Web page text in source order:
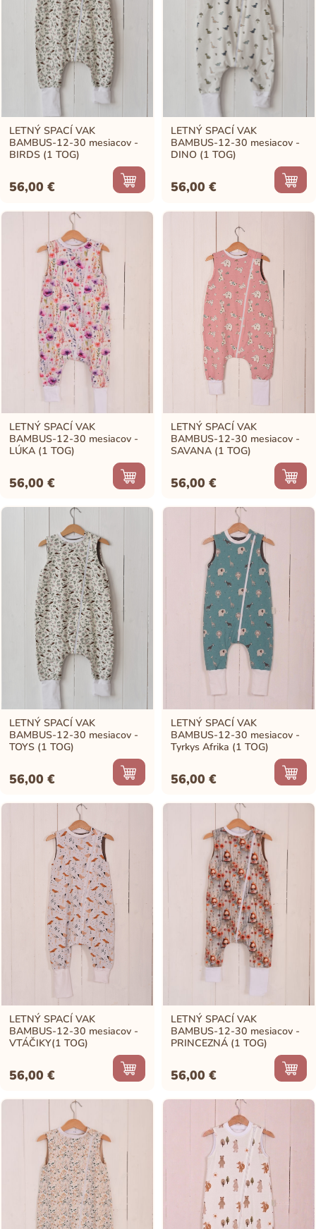
LETNÝ SPACÍ VAK
BAMBUS-12-30 mesiacov -
BIRDS (1 TOG)
56,00€
LETNÝ SPACÍ VAK
BAMBUS-12-30 mesiacov -
DINO (1 TOG)
56,00€
LETNÝ SPACÍ VAK
BAMBUS-12-30 mesiacov -
LÚKA (1 TOG)
56,00€
LETNÝ SPACÍ VAK
BAMBUS-12-30 mesiacov -
SAVANA (1 TOG)
56,00€
LETNÝ SPACÍ VAK
BAMBUS-12-30 mesiacov -
TOYS (1 TOG)
56,00€
LETNÝ SPACÍ VAK
BAMBUS-12-30 mesiacov -
Tyrkys Afrika (1 TOG)
56,00€
LETNÝ SPACÍ VAK
BAMBUS-12-30 mesiacov -
VTÁČIKY(1 TOG)
56,00€
LETNÝ SPACÍ VAK
BAMBUS-12-30 mesiacov -
PRINCEZNÁ (1 TOG)
56,00€